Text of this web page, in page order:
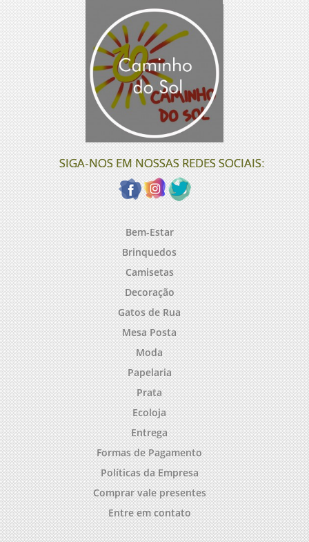
SIGA-NOS EM NOSSAS REDES SOCIAIS:
Bem-Estar
Brinquedos
Camisetas
Decoração
Gatos de Rua
Mesa Posta
Moda
Papelaria
Prata
Ecoloja
Entrega
Formas de Pagamento
Políticas da Empresa
Comprar vale presentes
Entre em contato